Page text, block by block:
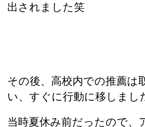
出されました笑
その後、高校内での推薦は
い、すぐに行動に移しまし
当時夏休み前だったので、